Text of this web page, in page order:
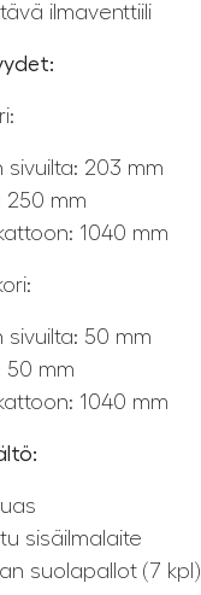
ilmaventtiili
sivuilta: 203 mm
250 mm
1040 mm
sivuilta: 50 mm
50 mm
1040 mm
sisäilmalaite
suolapallot (7 kpl)